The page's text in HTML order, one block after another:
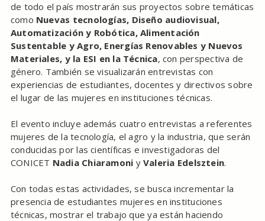
de todo el país mostrarán sus proyectos sobre temáticas
como Nuevas tecnologías, Diseño audiovisual,
Automatización y Robótica, Alimentación
Sustentable y Agro, Energías Renovables y Nuevos
Materiales, y la ESI en la Técnica, con perspectiva de
género. También se visualizarán entrevistas con
experiencias de estudiantes, docentes y directivos sobre
el lugar de las mujeres en instituciones técnicas.
El evento incluye además cuatro entrevistas a referentes
mujeres de la tecnología, el agro y la industria, que serán
conducidas por las científicas e investigadoras del
CONICET Nadia Chiaramoni yValeria Edelsztein.
Con todas estas actividades, se busca incrementar la
presencia de estudiantes mujeres en instituciones
técnicas, mostrar el trabajo que ya están haciendo